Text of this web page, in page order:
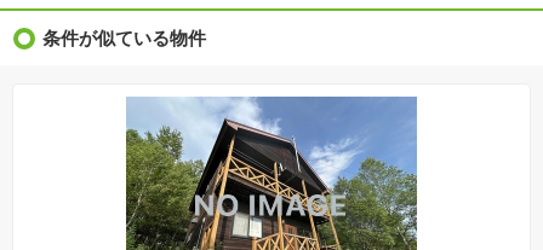
※価格更新：物件価格が変更された日から１週間表示されます。
※建築条件土地の情報内に掲載されている、建物プラン例は、土地購入者の設計プランの参考
の一例であって、プランの採用可否は任意です。
※土地（建築条件なし）で「建物プラン例」が表記してある時、そのプラン例は特定の建築請
負会社によるもので、当該建築請負会社以外で建てた場合、同様のものが同価格で建てられる
とは限りません。また建築請負会社を特定するものではありません。
※建築条件付き土地とは、その土地に建築する建物の建築請負契約が、一定期間内に成立する
ことを条件として売買される土地のことをいいます。建築請負契約成立に向けて設計プランを
協議するため、土地購入者が自己の希望する建物の設計協議をするために必要な相当の期間の
交渉期間が設定され、その期間内で希望を満たすプランが実現できたかどうかにより結論を出
条件が似ている物件